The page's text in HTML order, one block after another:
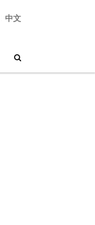
中文